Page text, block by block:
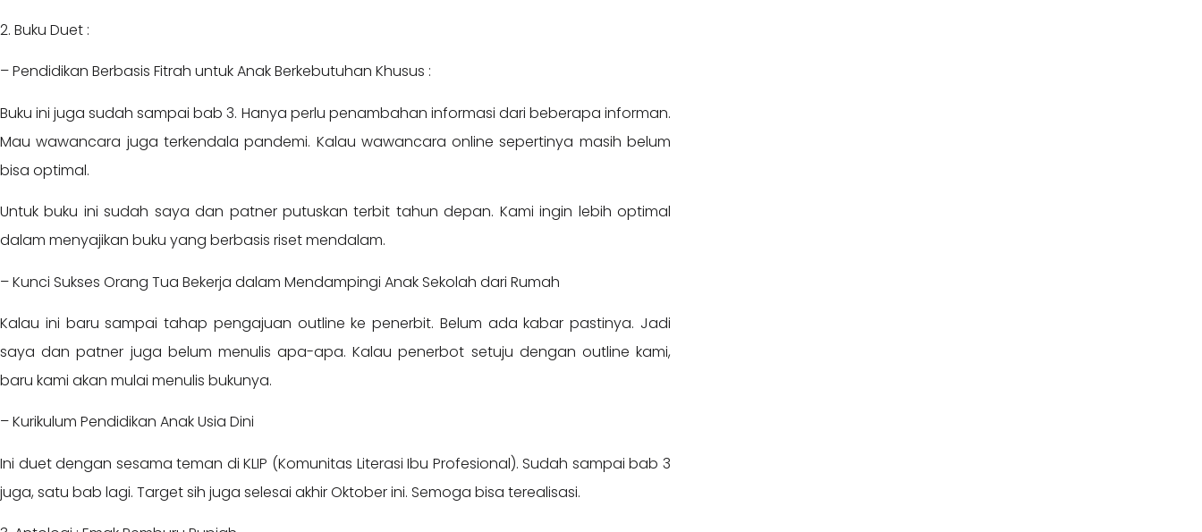
2. Buku Duet :
– Pendidikan Berbasis Fitrah untuk Anak Berkebutuhan Khusus :
Buku ini juga sudah sampai bab 3. Hanya perlu penambahan informasi dari beberapa informan.
Mau wawancara juga terkendala pandemi. Kalau wawancara online sepertinya masih belum
bisa optimal.
Untuk buku ini sudah saya dan patner putuskan terbit tahun depan. Kami ingin lebih optimal
dalam menyajikan buku yang berbasis riset mendalam.
– Kunci Sukses Orang Tua Bekerja dalam Mendampingi Anak Sekolah dari Rumah
Kalau ini baru sampai tahap pengajuan outline ke penerbit. Belum ada kabar pastinya. Jadi
saya dan patner juga belum menulis apa-apa. Kalau penerbot setuju dengan outline kami,
baru kami akan mulai menulis bukunya.
– Kurikulum Pendidikan Anak Usia Dini
Ini duet dengan sesama teman di KLIP (Komunitas Literasi Ibu Profesional). Sudah sampai bab 3
juga, satu bab lagi. Target sih juga selesai akhir Oktober ini. Semoga bisa terealisasi.